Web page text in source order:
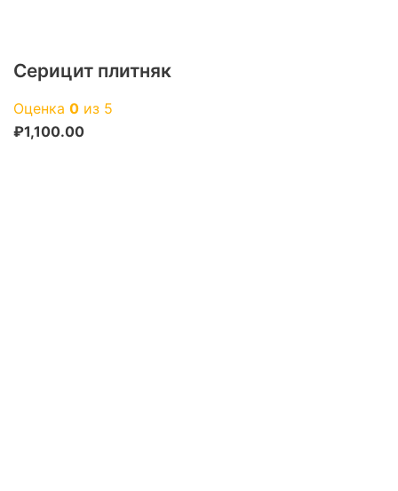
Серицит плитняк
Оценка 0 из 5
₽1,100.00